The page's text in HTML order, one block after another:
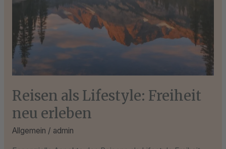
Reisen als Lifestyle: Freiheit
neu erleben
Allgemein / admin